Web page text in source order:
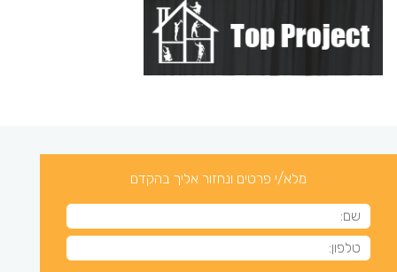
מלא/י פרטים ונחזור אליך בהקדם